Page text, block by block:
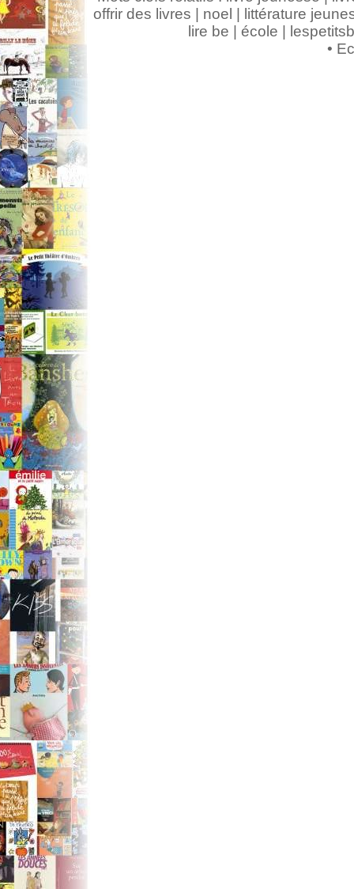
offrir des livres | noel | littérature
lire be | école |
•